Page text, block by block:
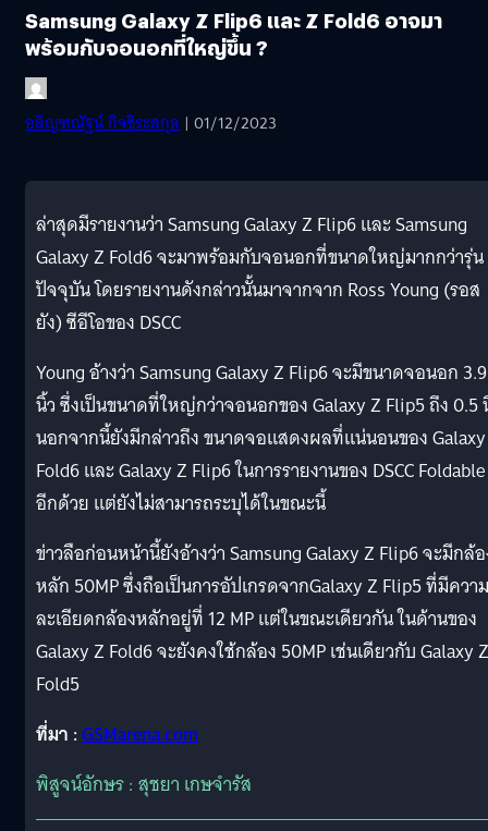
Samsung Galaxy Z Flip6 และ Z Fold6 อาจมา
พร้อมกับจอนอกที่ใหญ่ขึ้น ?
อลิญฑณัฐน์ กิจชิระสกุล | 01/12/2023
ล่าสุดมีรายงานว่า Samsung Galaxy Z Flip6 และ Samsung
Galaxy Z Fold6 จะมาพร้อมกับจอนอกที่ขนาดใหญ่มากกว่ารุ่น
ปัจจุบัน โดยรายงานดังกล่าวนั้นมาจากจาก Ross Young (รอส
ยัง) ซีอีโอของ DSCC
Young อ้างว่า Samsung Galaxy Z Flip6 จะมีขนาดจอนอก 3.9
นิ้ว ซึ่งเป็นขนาดที่ใหญ่กว่าจอนอกของ Galaxy Z Flip5 ถึง 0.5
นอกจากนี้ยังมีกล่าวถึง ขนาดจอแสดงผลที่แน่นอนของ
Fold6 และ Galaxy Z Flip6 ในการรายงานของ DSCC Foldable
อีกด้วย แต่ยังไม่สามารถระบุได้ในขณะนี้
ข่าวลือก่อนหน้านี้ยังอ้างว่า Samsung Galaxy Z Flip6 จะมีกล้
หลัก 50MP ซึ่งถือเป็นการอัปเกรดจากGalaxy Z Flip5 ที่มีความ
ละเอียดกล้องหลักอยู่ที่ 12 MP แต่ในขณะเดียวกัน ในด้านของ
Galaxy Z Fold6 จะยังคงใช้กล้อง 50MP เช่นเดียวกับ Galaxy Z
Fold5
ที่มา :GSMarena.com
พิสูจน์อักษร : สุชยา เกษจำรัส